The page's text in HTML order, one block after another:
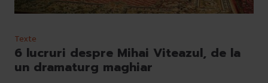
Texte
6 lucruri despre Mihai Viteazul, de la
un dramaturg maghiar